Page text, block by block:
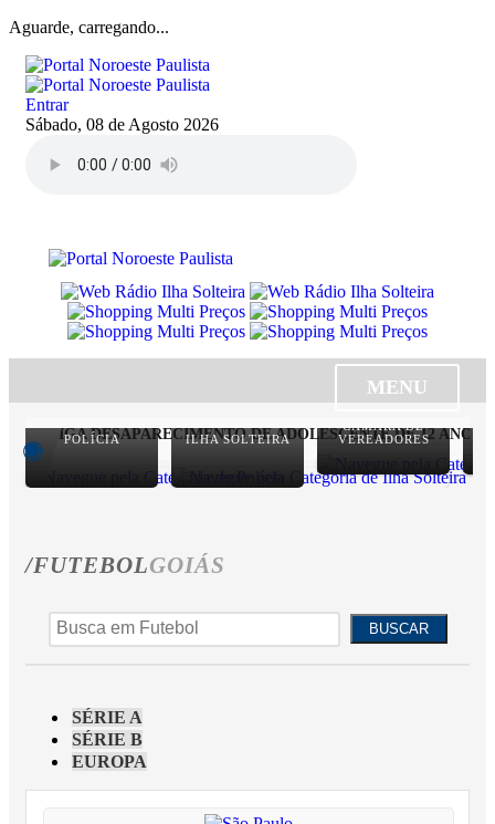
Aguarde, carregando...
Entrar
Sábado, 08 de Agosto 2026
MENU
DESAPARECIMENTO DE ADOLESCENTE DE 12 ANOS;
POLÍCIA ILHA SOLTEIRA
CÂMARA DE
VEREADORES
/FUTEBOLGOIÁS
BUSCAR
SÉRIE A
SÉRIE B
EUROPA